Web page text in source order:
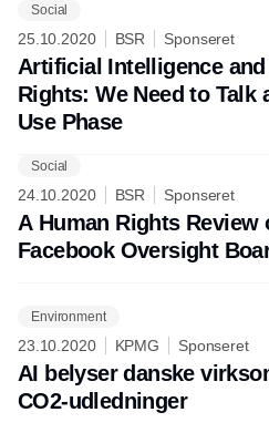
Social
25.10.2020 BSR Sponseret
Artificial Intelligence and
Rights: We Need to Talk
Use Phase
Social
24.10.2020 BSR Sponseret
A Human Rights Review
Facebook Oversight
Environment
23.10.2020 KPMG Sponseret
AI belyser danske
CO2-udledninger